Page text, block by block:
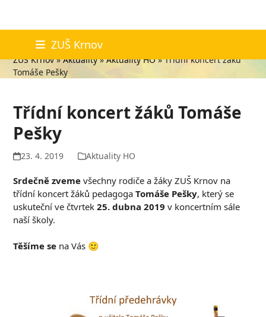
content
ZUŠ Krnov
Aktuality
ZUŠ Krnov»Aktuality»Aktuality HO»Třídní koncert žáků
Tomáše Pešky
Třídní koncert žáků Tomáše
Pešky
23. 4. 2019 Aktuality HO
Srdečně zveme všechny rodiče a žáky ZUŠ Krnov na
třídní koncert žáků pedagogaTomáše Pešky, který se
uskuteční ve čtvrtek25. dubna 2019 v koncertním sále
naší školy.
Těšíme se na Vás 🙂